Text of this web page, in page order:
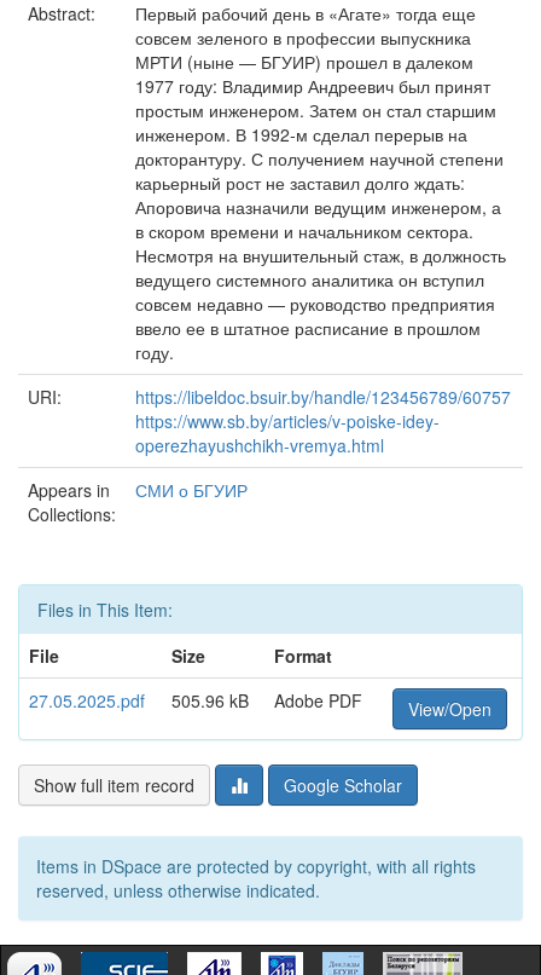
Abstract:
Первый рабочий день в «Агате» тогда еще
совсем зеленого в профессии выпускника
МРТИ (ныне — БГУИР) прошел в далеком
1977 году: Владимир Андреевич был принят
простым инженером. Затем он стал старшим
инженером. В 1992‑м сделал перерыв на
докторантуру. С получением научной степени
карьерный рост не заставил долго ждать:
Апоровича назначили ведущим инженером, а
в скором времени и начальником сектора.
Несмотря на внушительный стаж, в должность
ведущего системного аналитика он вступил
совсем недавно — руководство предприятия
ввело ее в штатное расписание в прошлом
году.
URI:
https://libeldoc.bsuir.by/handle/123456789/60757
https://www.sb.by/articles/v-poiske-idey-
operezhayushchikh-vremya.html
Appears in
Collections:
СМИ о БГУИР
Files in This Item:
File
Size
Format
27.05.2025.pdf
505.96 kB Adobe PDF View/Open
Show full item record Google Scholar
Items in DSpace are protected by copyright, with all rights
reserved, unless otherwise indicated.